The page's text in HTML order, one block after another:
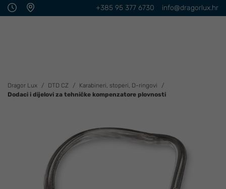
info@dragorlux.hr
+385 95 377 6730
Dragor Lux DTD CZ
Karabineri, stoperi, D-ringovi
Dodaci i dijelovi za tehničke kompenzatore plovnosti